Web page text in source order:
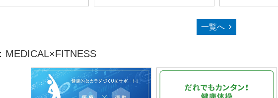
一覧へ
MEDICAL×FITNESS